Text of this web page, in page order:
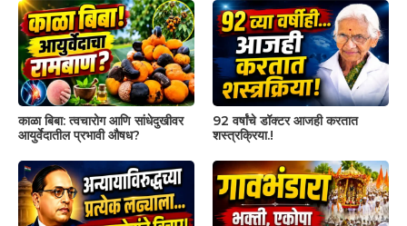
काळा बिबा: त्वचारोग आणि सांधेदुखीवर
आयुर्वेदातील प्रभावी औषध?
92 वर्षांचे डॉक्टर आजही करतात
शस्त्रक्रिया.!